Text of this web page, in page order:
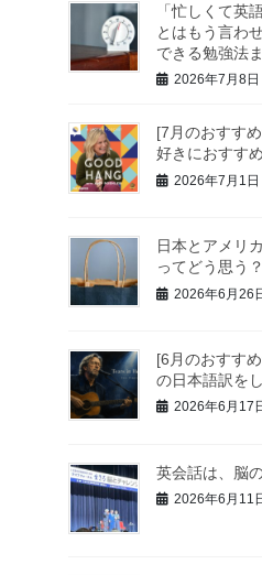
「忙しくて英
とはもう言わ
できる勉強法
2026年7月8日
[7月のおすす
好きにおすす
2026年7月1日
日本とアメリ
ってどう思う？
2026年6月26
[6月のおすす
の日本語訳を
2026年6月17
英会話は、脳
2026年6月11